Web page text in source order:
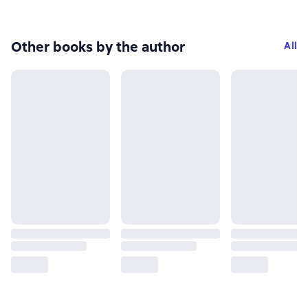
Other books by the author All